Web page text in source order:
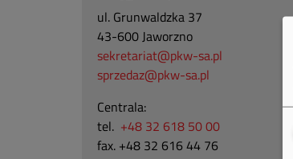
ul. Grunwaldzka 37
43-600 Jaworzno
sekretariat@pkw-sa.pl
sprzedaz@pkw-sa.pl
Centrala:
tel. +48 32 618 50 00
fax. +48 32 616 44 76